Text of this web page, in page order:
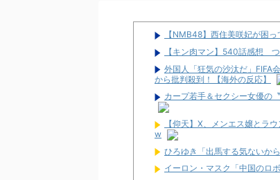
【NMB48】西住美咲妃が困っ
【キン肉マン】540話感想
外国人「狂気の沙汰だ」FIFA
から批判殺到！【海外の反応】
カープ若手＆セクシー女優の
【仰天】X、メンエス嬢とラ
w
ひろゆき「出馬する気ないか
イーロン・マスク「中国のロ